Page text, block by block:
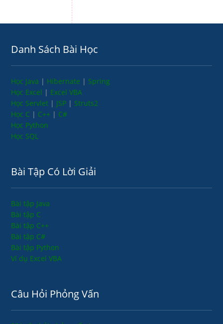
Danh Sách Bài Học
Học Java | Hibernate | Spring
Học Excel | Excel VBA
Học Servlet | JSP | Struts2
Học C | C++ | C#
Học Python
Học SQL
Bài Tập Có Lời Giải
Bài tập Java
Bài tập C
Bài tập C++
Bài tập C#
Bài tập Python
Ví dụ Excel VBA
Câu Hỏi Phỏng Vấn